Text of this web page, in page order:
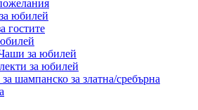
юбилей
гостите
за юбилей
за юбилей
шампанско за златна/сребърна